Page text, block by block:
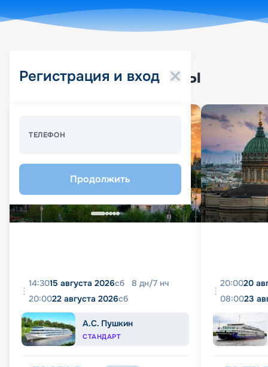
Регистрация и вход
ТЕЛЕФОН
Продолжить
Популярные круизы
14:3015 августа 2026сб 8 дн/7 нч
20:0022 августа 2026сб
А.С. Пушкин
СТАНДАРТ
20:0020
08:0023